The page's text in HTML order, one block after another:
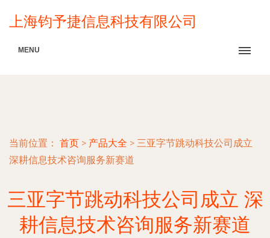
上海钧予捷信息科技有限公司
MENU
当前位置： 首页 > 产品大全 > 三亚字节跳动科技公司成立
深耕信息技术咨询服务新赛道
三亚字节跳动科技公司成立 深
耕信息技术咨询服务新赛道